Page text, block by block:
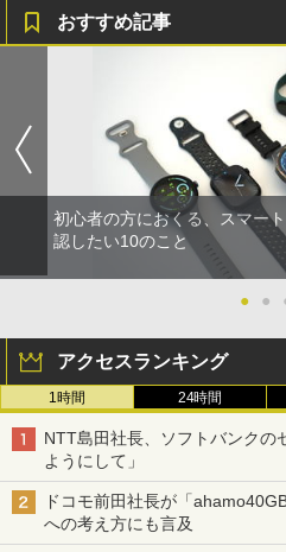
おすすめ記事
初心者の方におくる、スマー
認したい10のこと
● ●
アクセスランキング
1時間 24時間
NTT島田社長、ソフトバンクの
ようにして」
ドコモ前田社長が「
への考え方にも言及